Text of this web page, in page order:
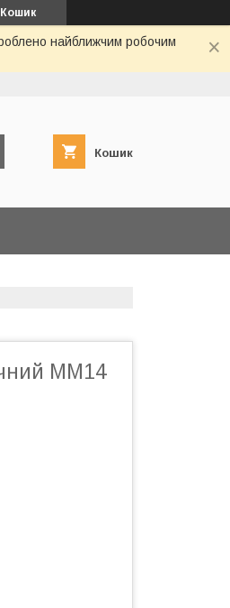
Кошик
найближчим робочим
Кошик
ММ14